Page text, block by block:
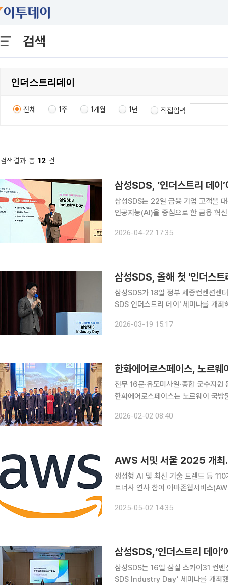
검색
전체 1주 1개월 1년 직접입력
검색결과 총 12 건
삼성SDS, ‘인더스트리 데이
삼성SDS는 22일 금융 기업 고객을
인공지능(AI)을 중심으로 한 금융 혁신 전략과 실행
2026-04-22 17:35
삼성SDS, 올해 첫 '인더스
삼성SDS가 18일 정부 세종컨벤션센
SDS 인더스트리 데이' 세미나를 개최
성SDS의 솔루션과 서비스 방향과 실
2026-03-19 15:17
천무 16문·유도미사일·종합 군수지
한화에어로스페이스는 노르웨이 국
2일 밝혔다. 지난달 30일(현지시
2026-02-02 08:40
AWS 서밋 서울 2025 개최
생성형 AI 및 최신 기술 트렌드 등
트너사 연사 참여 아마존웹서비스(AWS)는 오는 14일과 15일 양일간 서울 코엑스에서 ‘AWS 서밋
‘AWS 서밋 서울’은 역대 최대 규
2025-05-02 14:35
삼성SDS,‘인더스트리 데이
삼성SDS는 16일 잠실 스카이31 컨
SDS Industry Day’ 세미나를 개최했다. 이번 세미나는 삼성SDS만의 차별화된 생성